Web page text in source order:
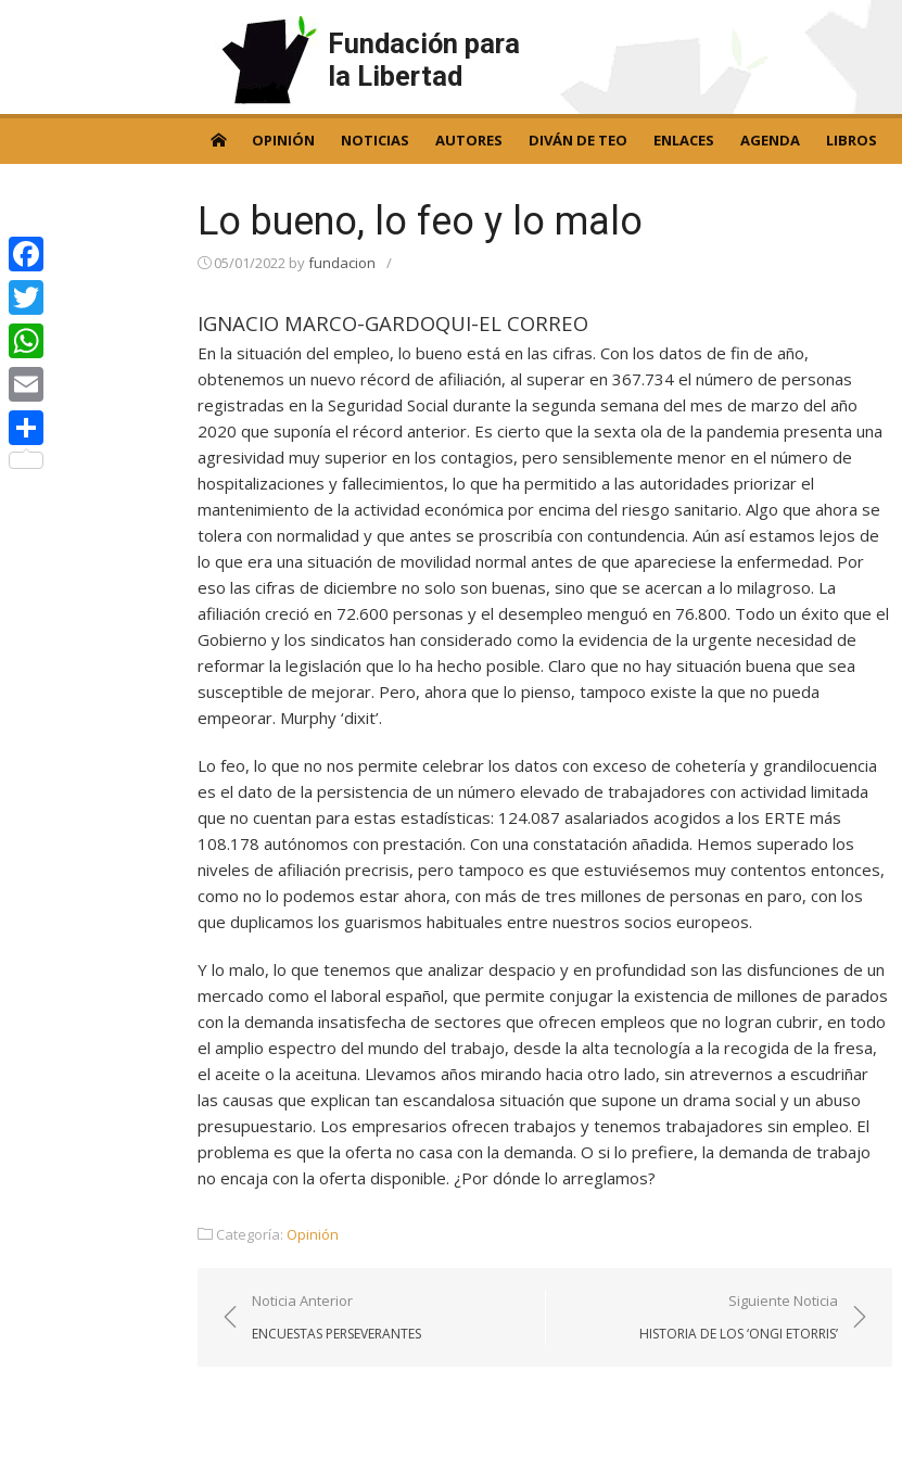
Fundación para
la Libertad
OPINIÓN NOTICIAS AUTORES DIVÁN DE TEO ENLACES AGENDA LIBROS
Lo bueno, lo feo y lo malo
05/01/2022 byfundacion /
IGNACIO MARCO-GARDOQUI-EL CORREO
En la situación del empleo, lo bueno está en las cifras. Con los datos de fin de año,
obtenemos un nuevo récord de afiliación, al superar en 367.734 el número de personas
registradas en la Seguridad Social durante la segunda semana del mes de marzo del año
2020 que suponía el récord anterior. Es cierto que la sexta ola de la pandemia presenta una
agresividad muy superior en los contagios, pero sensiblemente menor en el número de
hospitalizaciones y fallecimientos, lo que ha permitido a las autoridades priorizar el
mantenimiento de la actividad económica por encima del riesgo sanitario. Algo que ahora se
tolera con normalidad y que antes se proscribía con contundencia. Aún así estamos lejos de
lo que era una situación de movilidad normal antes de que apareciese la enfermedad. Por
eso las cifras de diciembre no solo son buenas, sino que se acercan a lo milagroso. La
afiliación creció en 72.600 personas y el desempleo menguó en 76.800. Todo un éxito que el
Gobierno y los sindicatos han considerado como la evidencia de la urgente necesidad de
reformar la legislación que lo ha hecho posible. Claro que no hay situación buena que sea
susceptible de mejorar. Pero, ahora que lo pienso, tampoco existe la que no pueda
empeorar. Murphy ‘dixit’.
Lo feo, lo que no nos permite celebrar los datos con exceso de cohetería y grandilocuencia
es el dato de la persistencia de un número elevado de trabajadores con actividad limitada
que no cuentan para estas estadísticas: 124.087 asalariados acogidos a los ERTE más
108.178 autónomos con prestación. Con una constatación añadida. Hemos superado los
niveles de afiliación precrisis, pero tampoco es que estuviésemos muy contentos entonces,
como no lo podemos estar ahora, con más de tres millones de personas en paro, con los
que duplicamos los guarismos habituales entre nuestros socios europeos.
Y lo malo, lo que tenemos que analizar despacio y en profundidad son las disfunciones de un
mercado como el laboral español, que permite conjugar la existencia de millones de parados
con la demanda insatisfecha de sectores que ofrecen empleos que no logran cubrir, en todo
el amplio espectro del mundo del trabajo, desde la alta tecnología a la recogida de la fresa,
el aceite o la aceituna. Llevamos años mirando hacia otro lado, sin atrevernos a escudriñar
las causas que explican tan escandalosa situación que supone un drama social y un abuso
presupuestario. Los empresarios ofrecen trabajos y tenemos trabajadores sin empleo. El
problema es que la oferta no casa con la demanda. O si lo prefiere, la demanda de trabajo
no encaja con la oferta disponible. ¿Por dónde lo arreglamos?
Categoría: Opinión
Navegación
de
Noticia Anterior
ENCUESTAS PERSEVERANTES
Siguiente Noticia
HISTORIA DE LOS ‘ONGI ETORRIS’
Facebook
Twitter
WhatsApp
Email
Compartir